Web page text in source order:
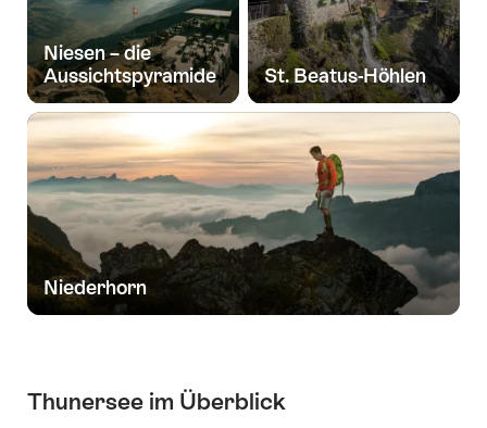
Niesen – die
Aussichtspyramide
St. Beatus-Höhlen
Niederhorn
Thunersee im Überblick